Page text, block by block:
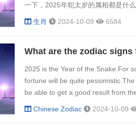
一下，2025年犯太岁的属相都是
觉，明明在很多事情上，自己都付
上，都会...
生肖 2024-10-09 6584
2025 is the Year of the Snake.For
fortune will be quite
be able to get a good result from
Chinese Zodiac 2024-10-09